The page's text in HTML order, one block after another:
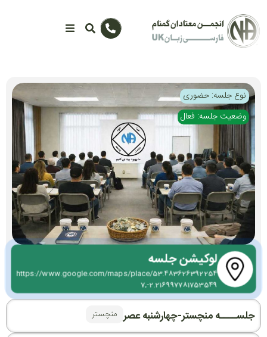
نوع جلسه: حضوری
وضعیت جلسه: فعال
لوکیشن جلسه
https://www.google.com/maps/place/53.483626392254
7,-2.216997781753549
جلســــه منچستر-چهارشنبه عصر منچستر